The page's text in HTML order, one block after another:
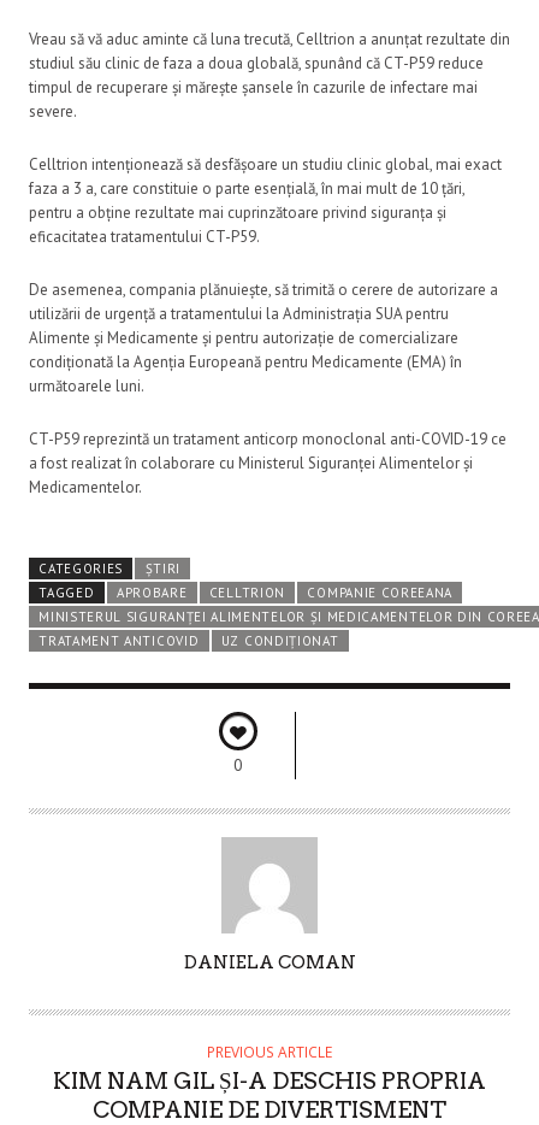
Vreau să vă aduc aminte că luna trecută, Celltrion a anunțat rezultate din
studiul său clinic de faza a doua globală, spunând că CT-P59 reduce
timpul de recuperare și mărește șansele în cazurile de infectare mai
severe.
Celltrion intenționează să desfășoare un studiu clinic global, mai exact
faza a 3 a, care constituie o parte esențială, în mai mult de 10 țări,
pentru a obține rezultate mai cuprinzătoare privind siguranța și
eficacitatea tratamentului CT-P59.
De asemenea, compania plănuiește, să trimită o cerere de autorizare a
utilizării de urgență a tratamentului la Administrația SUA pentru
Alimente și Medicamente și pentru autorizație de comercializare
condiționată la Agenția Europeană pentru Medicamente (EMA) în
următoarele luni.
CT-P59 reprezintă un tratament anticorp monoclonal anti-COVID-19 ce
a fost realizat în colaborare cu Ministerul Siguranței Alimentelor și
Medicamentelor.
CATEGORIES
ȘTIRI
TAGGED
APROBARE CELLTRION
COMPANIE COREEANA
MINISTERUL SIGURANȚEI ALIMENTELOR ȘI MEDICAMENTELOR DIN
TRATAMENT ANTICOVID
UZ CONDIȚIONAT
0
T
DANIELA COMAN
PREVIOUS ARTICLE
KIM NAM GIL ȘI-A DESCHIS PROPRIA
COMPANIE DE DIVERTISMENT